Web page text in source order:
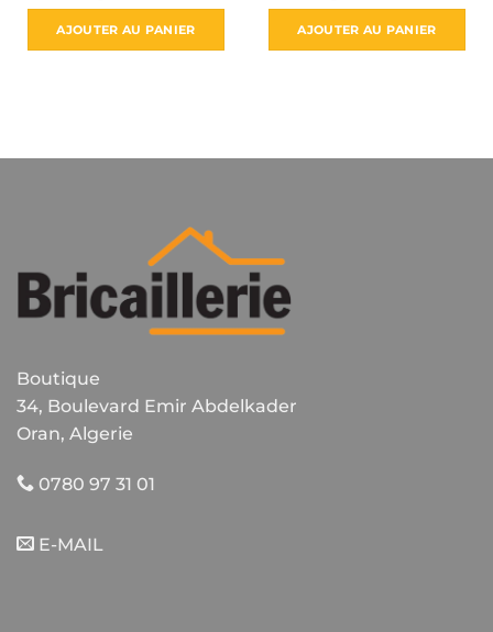
AJOUTER AU PANIER AJOUTER AU PANIER
Boutique
34, Boulevard Emir Abdelkader
Oran, Algerie
0780 97 31 01
E-MAIL